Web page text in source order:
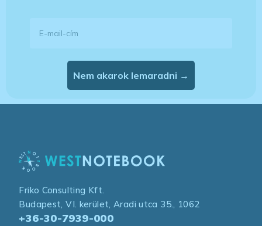
Nem akarok lemaradni →
Friko Consulting Kft.
Budapest, VI. kerület, Aradi utca 35., 1062
+36-30-7939-000